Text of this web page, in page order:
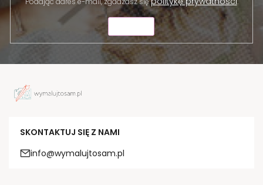
SKONTAKTUJ SIĘ Z NAMI
info@wymalujtosam.pl